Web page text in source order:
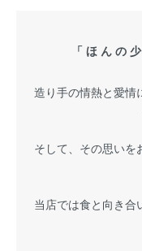
「ほんの
造り手の情熱と愛情
そして、その思いを
当店では食と向き合